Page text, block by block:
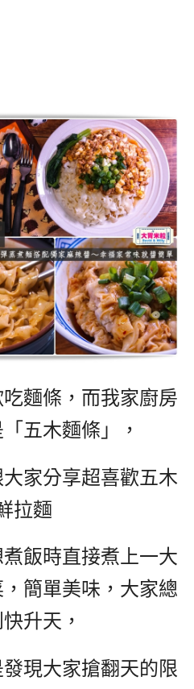
麵條， 而我家廚房
五木麵條」，
家分享超喜歡五木
拉麵
飯時直接煮上一大
簡單美味，大家總
升天，
現大家搶翻天的限